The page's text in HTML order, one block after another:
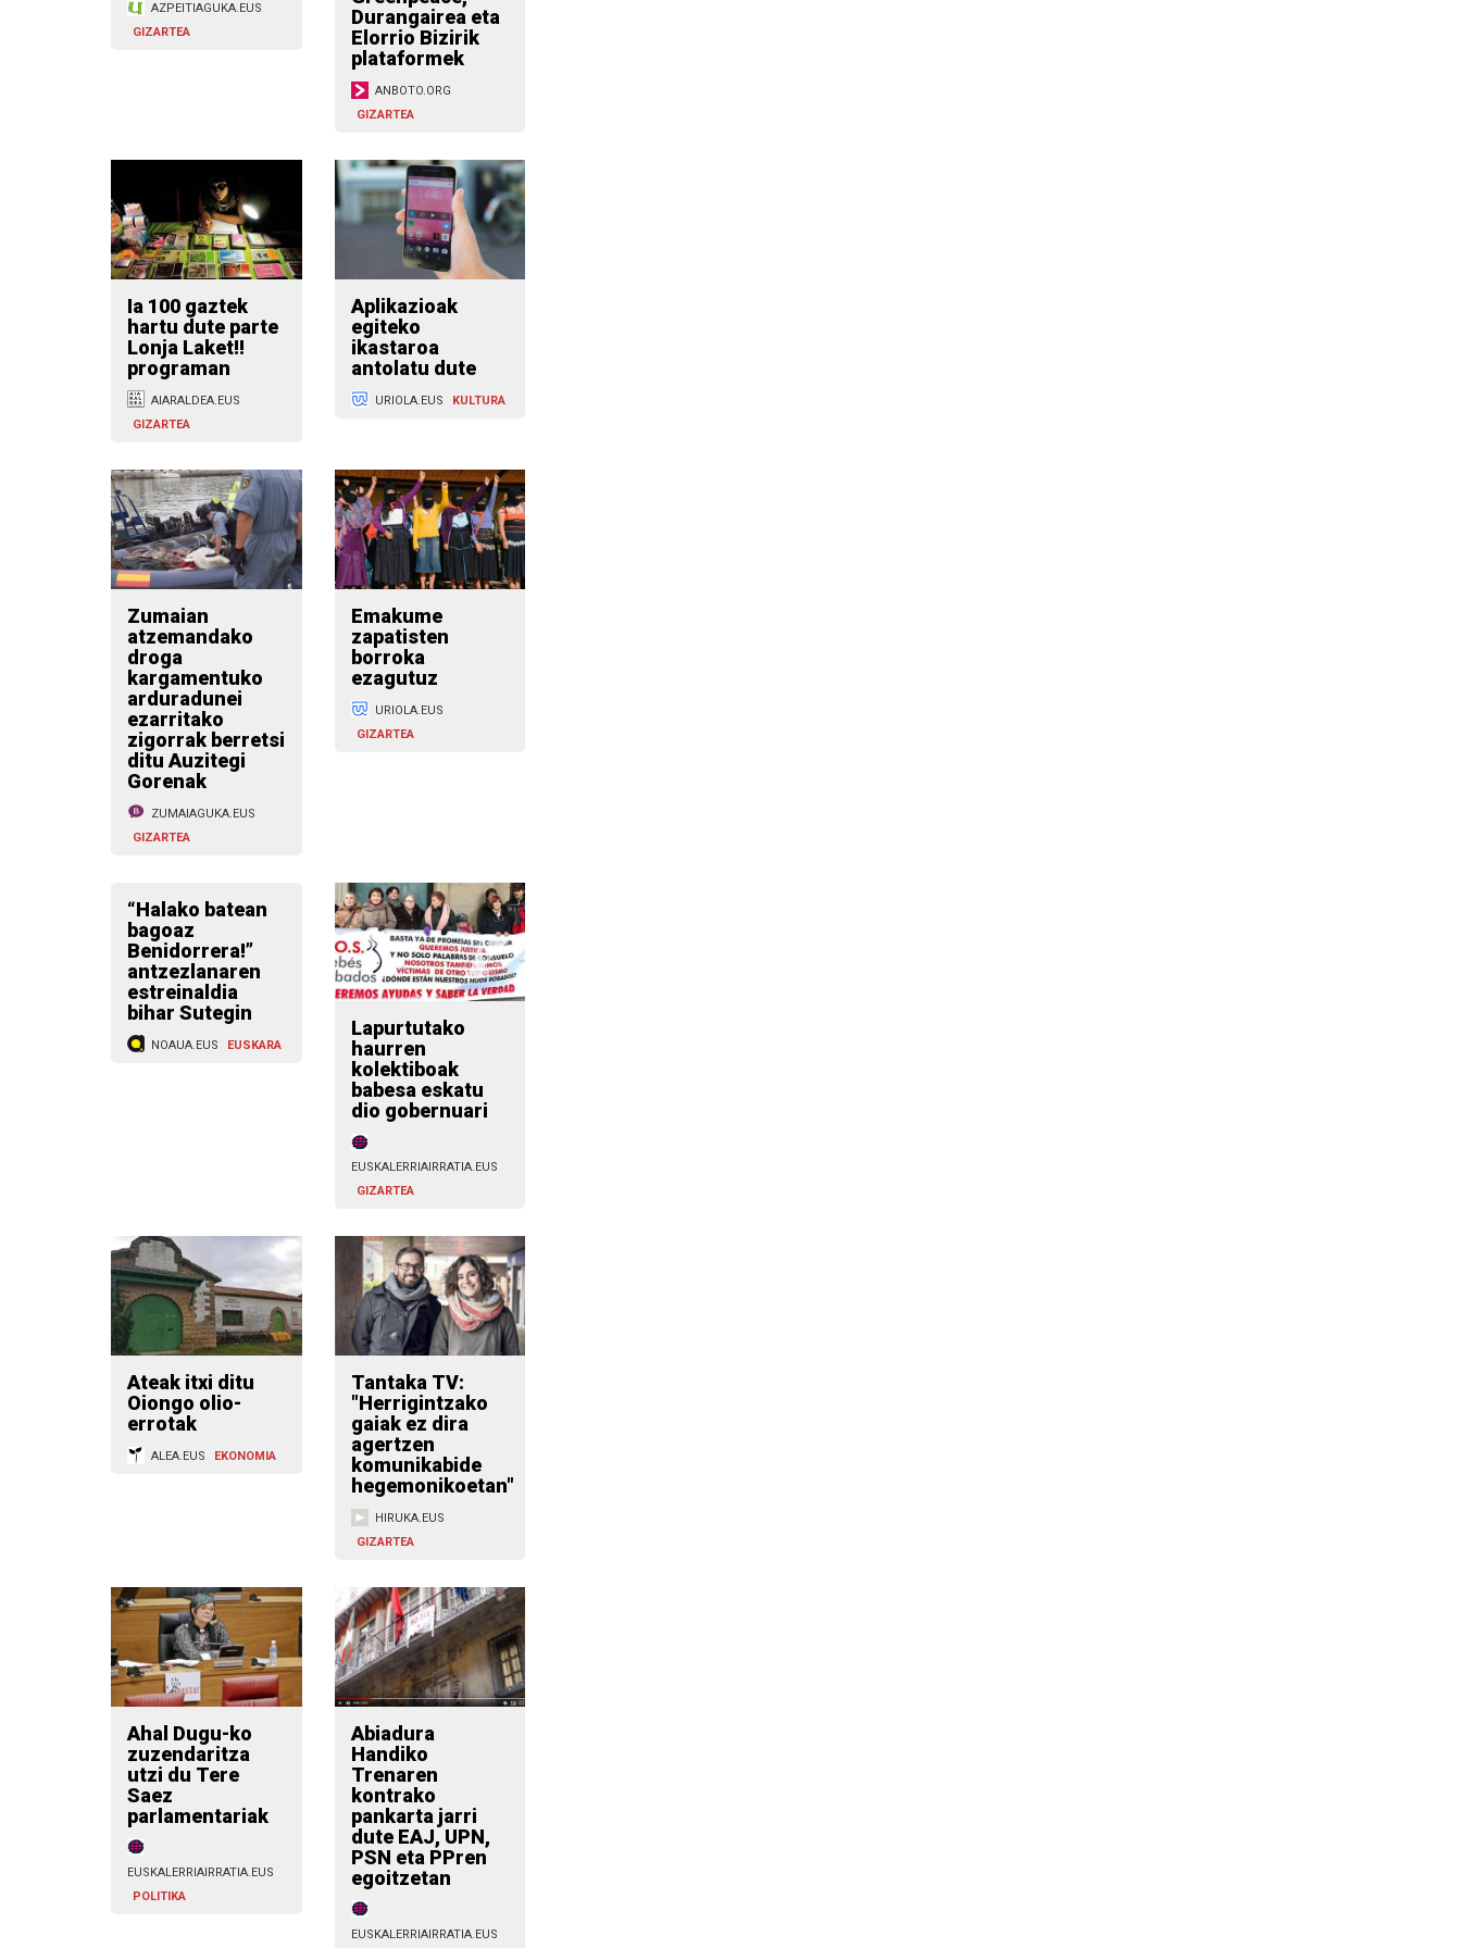
AZPEITIAGUKA.EUS
GIZARTEA
Durangairea eta
Elorrio Bizirik
plataformek
ANBOTO.ORG
GIZARTEA
Ia 100 gaztek
hartu dute parte
Lonja Laket!!
programan
AIARALDEA.EUS
GIZARTEA
Aplikazioak
egiteko
ikastaroa
antolatu dute
URIOLA.EUS KULTURA
Zumaian
atzemandako
droga
kargamentuko
arduradunei
ezarritako
zigorrak berretsi
ditu Auzitegi
Gorenak
ZUMAIAGUKA.EUS
GIZARTEA
Emakume
zapatisten
borroka
ezagutuz
URIOLA.EUS
GIZARTEA
“Halako batean
bagoaz
Benidorrera!”
antzezlanaren
estreinaldia
bihar Sutegin
NOAUA.EUS EUSKARA
Lapurtutako
haurren
kolektiboak
babesa eskatu
dio gobernuari
EUSKALERRIAIRRATIA.EUS
GIZARTEA
Ateak itxi ditu
Oiongo olio-
errotak
ALEA.EUS EKONOMIA
Tantaka TV:
"Herrigintzako
gaiak ez dira
agertzen
komunikabide
hegemonikoetan"
HIRUKA.EUS
GIZARTEA
Ahal Dugu-ko
zuzendaritza
utzi du Tere
Saez
parlamentariak
EUSKALERRIAIRRATIA.EUS
POLITIKA
Abiadura
Handiko
Trenaren
kontrako
pankarta jarri
dute EAJ, UPN,
PSN eta PPren
egoitzetan
EUSKALERRIAIRRATIA.EUS